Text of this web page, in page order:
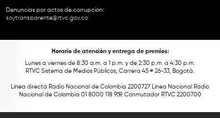
Denuncias por actos de corrupción:
soytransparente@rtvc.gov.co
Horario de atención y entrega de premios:
Lunes a viernes de 8:30 a.m. a 1 p.m. y de 2:30 p.m. a 4:30 p.m.
RTVC Sistema de Medios Públicos, Carrera 45 # 26-33, Bogotá.
Línea directa Radio Nacional de Colombia 2200727 Línea Nacional Radio
Nacional de Colombia 01 8000 118 959. Conmutador RTVC 2200700